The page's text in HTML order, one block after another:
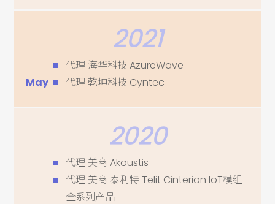
2021
代理 海华科技 AzureWave
May
代理 乾坤科技 Cyntec
2020
代理 美商 Akoustis
代理 美商 泰利特 Telit Cinterion IoT模组
全系列产品